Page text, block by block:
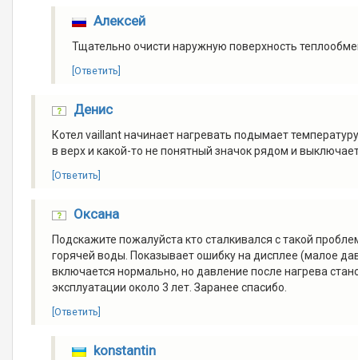
Алексей
Тщательно очисти наружную поверхность
[Ответить]
Денис
Котел vaillant начинает нагревать подымает
в верх и какой-то не понятный значок рядом и
[Ответить]
Оксана
Подскажите пожалуйста кто сталкивался с такой
горячей воды. Показывает ошибку на дисплее (малое
включается нормально, но давление после нагрева
эксплуатации около 3 лет. Заранее спасибо.
[Ответить]
konstantin